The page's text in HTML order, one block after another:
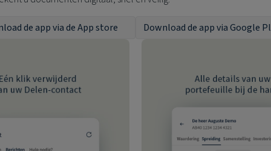
de app via de App store Download de app via Google